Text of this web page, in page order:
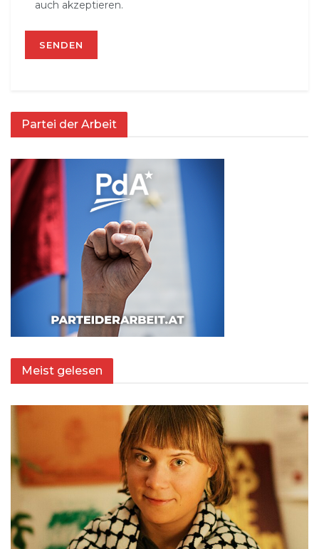
auch akzeptieren.
Partei der Arbeit
Meist gelesen